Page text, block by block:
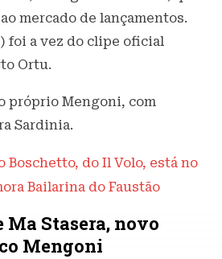
mercado de lançamentos.
foi a vez do clipe oficial
Ortu.
próprio Mengoni, com
Sardinia.
Boschetto, do Il Volo, está no
Bailarina do Faustão
Ma Stasera, novo
Mengoni